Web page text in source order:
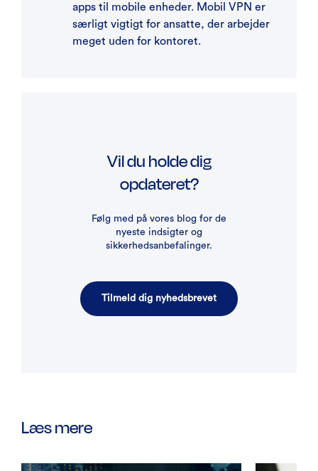
apps til mobile enheder. Mobil VPN er
særligt vigtigt for ansatte, der arbejder
meget uden for kontoret.
Vil du holde dig
opdateret?
Følg med på vores blog for de
nyeste indsigter og
sikkerhedsanbefalinger.
Tilmeld dig nyhedsbrevet
Læs mere